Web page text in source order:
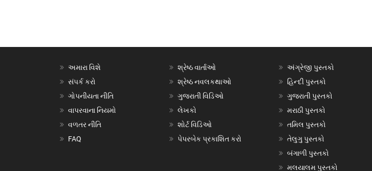
અમારા વિશે
સંપર્ક કરો
ગોપનીયતા નીતિ
વાપરવાના નિયમો
વળતર નીતિ
FAQ
શ્રેષ્ઠ વાર્તાઓ
શ્રેષ્ઠ નવલકથાઓ
ગુજરાતી વિડિઓ
લેખકો
શોર્ટ વિડિઓ
પેપરબેક પ્રકાશિત કરો
અંગ્રેજી પુસ્તકો
હિન્દી પુસ્તકો
ગુજરાતી પુસ્તકો
મરાઠી પુસ્તકો
તમિલ પુસ્તકો
તેલુગુ પુસ્તકો
બંગાળી પુસ્તકો
મલયાલમ પુસ્તકો